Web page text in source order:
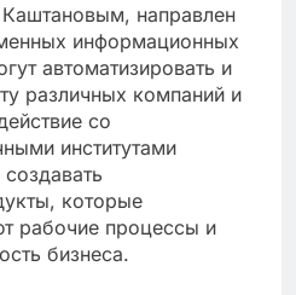
направлен
информационных
автоматизировать и
различных компаний и
со
институтами
которые
рабочие процессы и
бизнеса.